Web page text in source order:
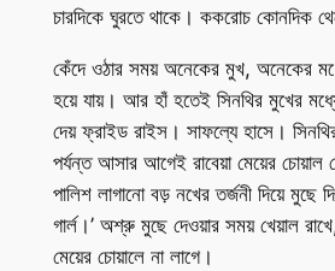
চারদিকে ঘুরতে থাকে। ককরোচ কোনদিক
কেঁদে ওঠার সময় অনেকের মুখ, অনেকের
হয়ে যায়। আর হাঁ হতেই সিনথির মুখের
দেয় ফ্রাইড রাইস। সাফল্যে হাসে।
পর্যন্ত আসার আগেই রাবেয়া মেয়ের
পালিশ লাগানো বড় নখের তর্জনী দিয়ে মুছে
গার্ল।’ অশ্রু মুছে দেওয়ার সময় খেয়াল
মেয়ের চোয়ালে না লাগে।